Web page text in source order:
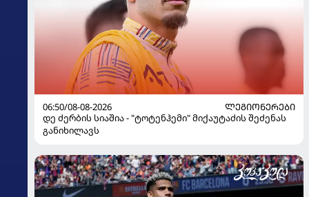
06:50/08-08-2026
ᲚᲔᲒᲘᲝᲜᲔᲠᲔᲑᲘ
დე ძერბის სიაშია - "ტოტენჰემი" მიქაუტაძის შეძენას
განიხილავს